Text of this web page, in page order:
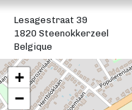
Lesagestraat 39
1820 Steenokkerzeel
Belgique
+
−